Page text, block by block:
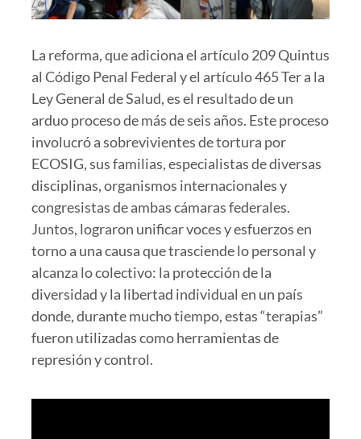
La reforma, que adiciona el artículo 209 Quintus
al Código Penal Federal y el artículo 465 Ter a la
Ley General de Salud, es el resultado de un
arduo proceso de más de seis años. Este proceso
involucró a sobrevivientes de tortura por
ECOSIG, sus familias, especialistas de diversas
disciplinas, organismos internacionales y
congresistas de ambas cámaras federales.
Juntos, lograron unificar voces y esfuerzos en
torno a una causa que trasciende lo personal y
alcanza lo colectivo: la protección de la
diversidad y la libertad individual en un país
donde, durante mucho tiempo, estas “terapias”
fueron utilizadas como herramientas de
represión y control.